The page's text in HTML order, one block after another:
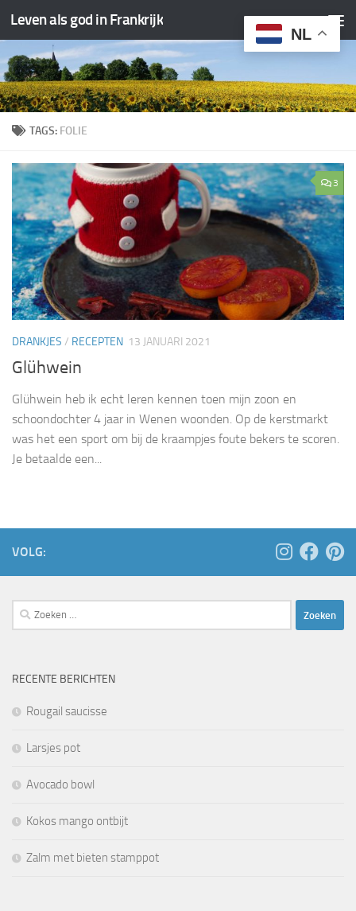
Doorgaan naar inhoud
Leven als god in Frankrijk
TAGS: FOLIE
3
DRANKJES / RECEPTEN 13 JANUARI 2021
Glühwein
Glühwein heb ik echt leren kennen toen mijn zoon en
schoondochter 4 jaar in Wenen woonden. Op de kerstmarkt
was het een sport om bij de kraampjes foute bekers te scoren.
Je betaalde een...
VOLG:
Zoeken
naar:
RECENTE BERICHTEN
Rougail saucisse
Larsjes pot
Avocado bowl
Kokos mango ontbijt
Zalm met bieten stamppot
NL